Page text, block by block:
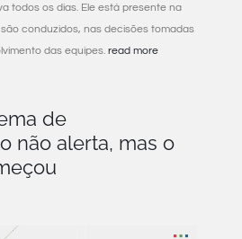
todos os dias. Ele está presente na
conduzidos, nas decisões tomadas
das equipes. read more
de
não alerta, mas o